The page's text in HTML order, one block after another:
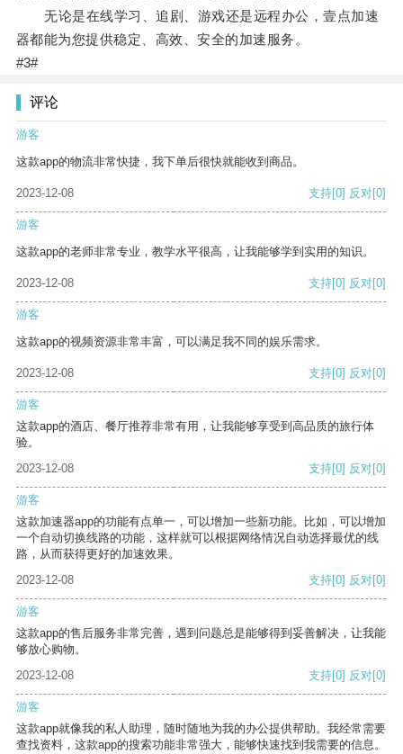
无论是在线学习、追剧、游戏还是远程办公，壹点加速
器都能为您提供稳定、高效、安全的加速服务。
#3#
评论
游客
这款app的物流非常快捷，我下单后很快就能收到商品。
2023-12-08 支持[0] 反对[0]
游客
这款app的老师非常专业，教学水平很高，让我能够学到实用的知识。
2023-12-08 支持[0] 反对[0]
游客
这款app的视频资源非常丰富，可以满足我不同的娱乐需求。
2023-12-08 支持[0] 反对[0]
游客
这款app的酒店、餐厅推荐非常有用，让我能够享受到高品质的旅行体
验。
2023-12-08
支持[0] 反对[0]
游客
这款加速器app的功能有点单一，可以增加一些新功能。比如，可以增加
一个自动切换线路的功能，这样就可以根据网络情况自动选择最优的线
路，从而获得更好的加速效果。
2023-12-08
支持[0] 反对[0]
游客
这款app的售后服务非常完善，遇到问题总是能够得到妥善解决，让我能
够放心购物。
2023-12-08
支持[0] 反对[0]
游客
这款app就像我的私人助理，随时随地为我的办公提供帮助。我经常需要
查找资料，这款app的搜索功能非常强大，能够快速找到我需要的信息。